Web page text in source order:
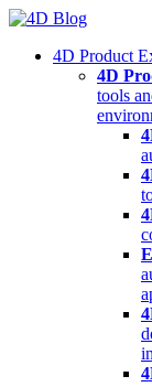
Skip
content4D Product
4D
tools